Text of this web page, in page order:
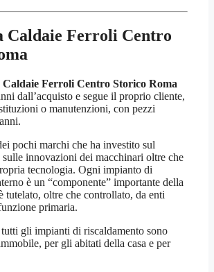
Caldaie Ferroli Centro
Caldaie Ferroli Centro Storico Roma
dall’acquisto e segue il proprio cliente,
o manutenzioni, con pezzi
pochi marchi che ha investito sul
innovazioni dei macchinari oltre che
tecnologia. Ogni impianto di
è un “componente” importante della
tutelato, oltre che controllato, da enti
primaria.
tutti gli impianti di riscaldamento sono
per gli abitati della casa e per